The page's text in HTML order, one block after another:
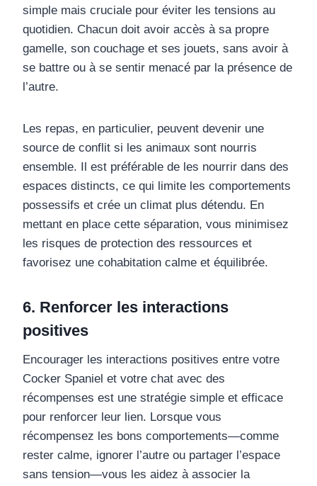
simple mais cruciale pour éviter les tensions au
quotidien. Chacun doit avoir accès à sa propre
gamelle, son couchage et ses jouets, sans avoir à
se battre ou à se sentir menacé par la présence de
l’autre.
Les repas, en particulier, peuvent devenir une
source de conflit si les animaux sont nourris
ensemble. Il est préférable de les nourrir dans des
espaces distincts, ce qui limite les comportements
possessifs et crée un climat plus détendu. En
mettant en place cette séparation, vous minimisez
les risques de protection des ressources et
favorisez une cohabitation calme et équilibrée.
6. Renforcer les interactions
positives
Encourager les interactions positives entre votre
Cocker Spaniel et votre chat avec des
récompenses est une stratégie simple et efficace
pour renforcer leur lien. Lorsque vous
récompensez les bons comportements—comme
rester calme, ignorer l’autre ou partager l’espace
sans tension—vous les aidez à associer la